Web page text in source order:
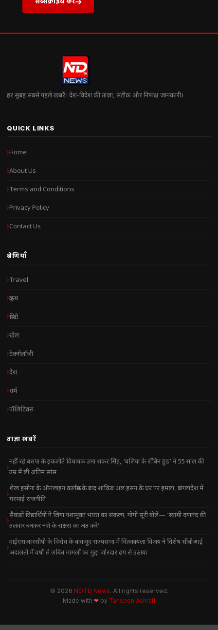
हर सुबह सबसे पहले खबरें। देश-विदेश की ताज़ा, सटीक और निष्पक्ष जानकारी।
QUICK LINKS
Home
About Us
Terms and Conditions
Privacy Policy
Contact Us
श्रेणियाँ
Travel
क्राइम
क्रिप्टो
खेल
टेक्नोलॉजी
देश
धर्म
पॉलिटिक्स
ताज़ा खबरें
नहीं रहे बसपा के इकलौते विधायक उमा शंकर सिंह, ‘बलिया के रॉबिन हुड’ ने 55 साल की
उम्र में ली अंतिम सांस
शेख हसीना के ऑनलाइन कार्यक्रम के बाद शाकिब अल हसन के घर पर हमला, बांग्लादेश में
गरमाई राजनीति
सैकड़ों विद्यार्थियों ने लिया नशामुक्त भारत का संकल्प, योगी सूरी बोले— ‘स्वामी दयानंद की
तलवार बनकर नशे के राक्षस का अंत करें’
वाईएसआरसीपी के विरोध के बावजूद राज्यसभा में चिंतकायला विजय ने विशेष सीबीआई
अदालतों में वर्षों से लंबित मामलों का मुद्दा जोरदार ढंग से उठाया
© 2026 NOTD News. All rights reserved.
Made with ❤ by Tahseen Ashrafi